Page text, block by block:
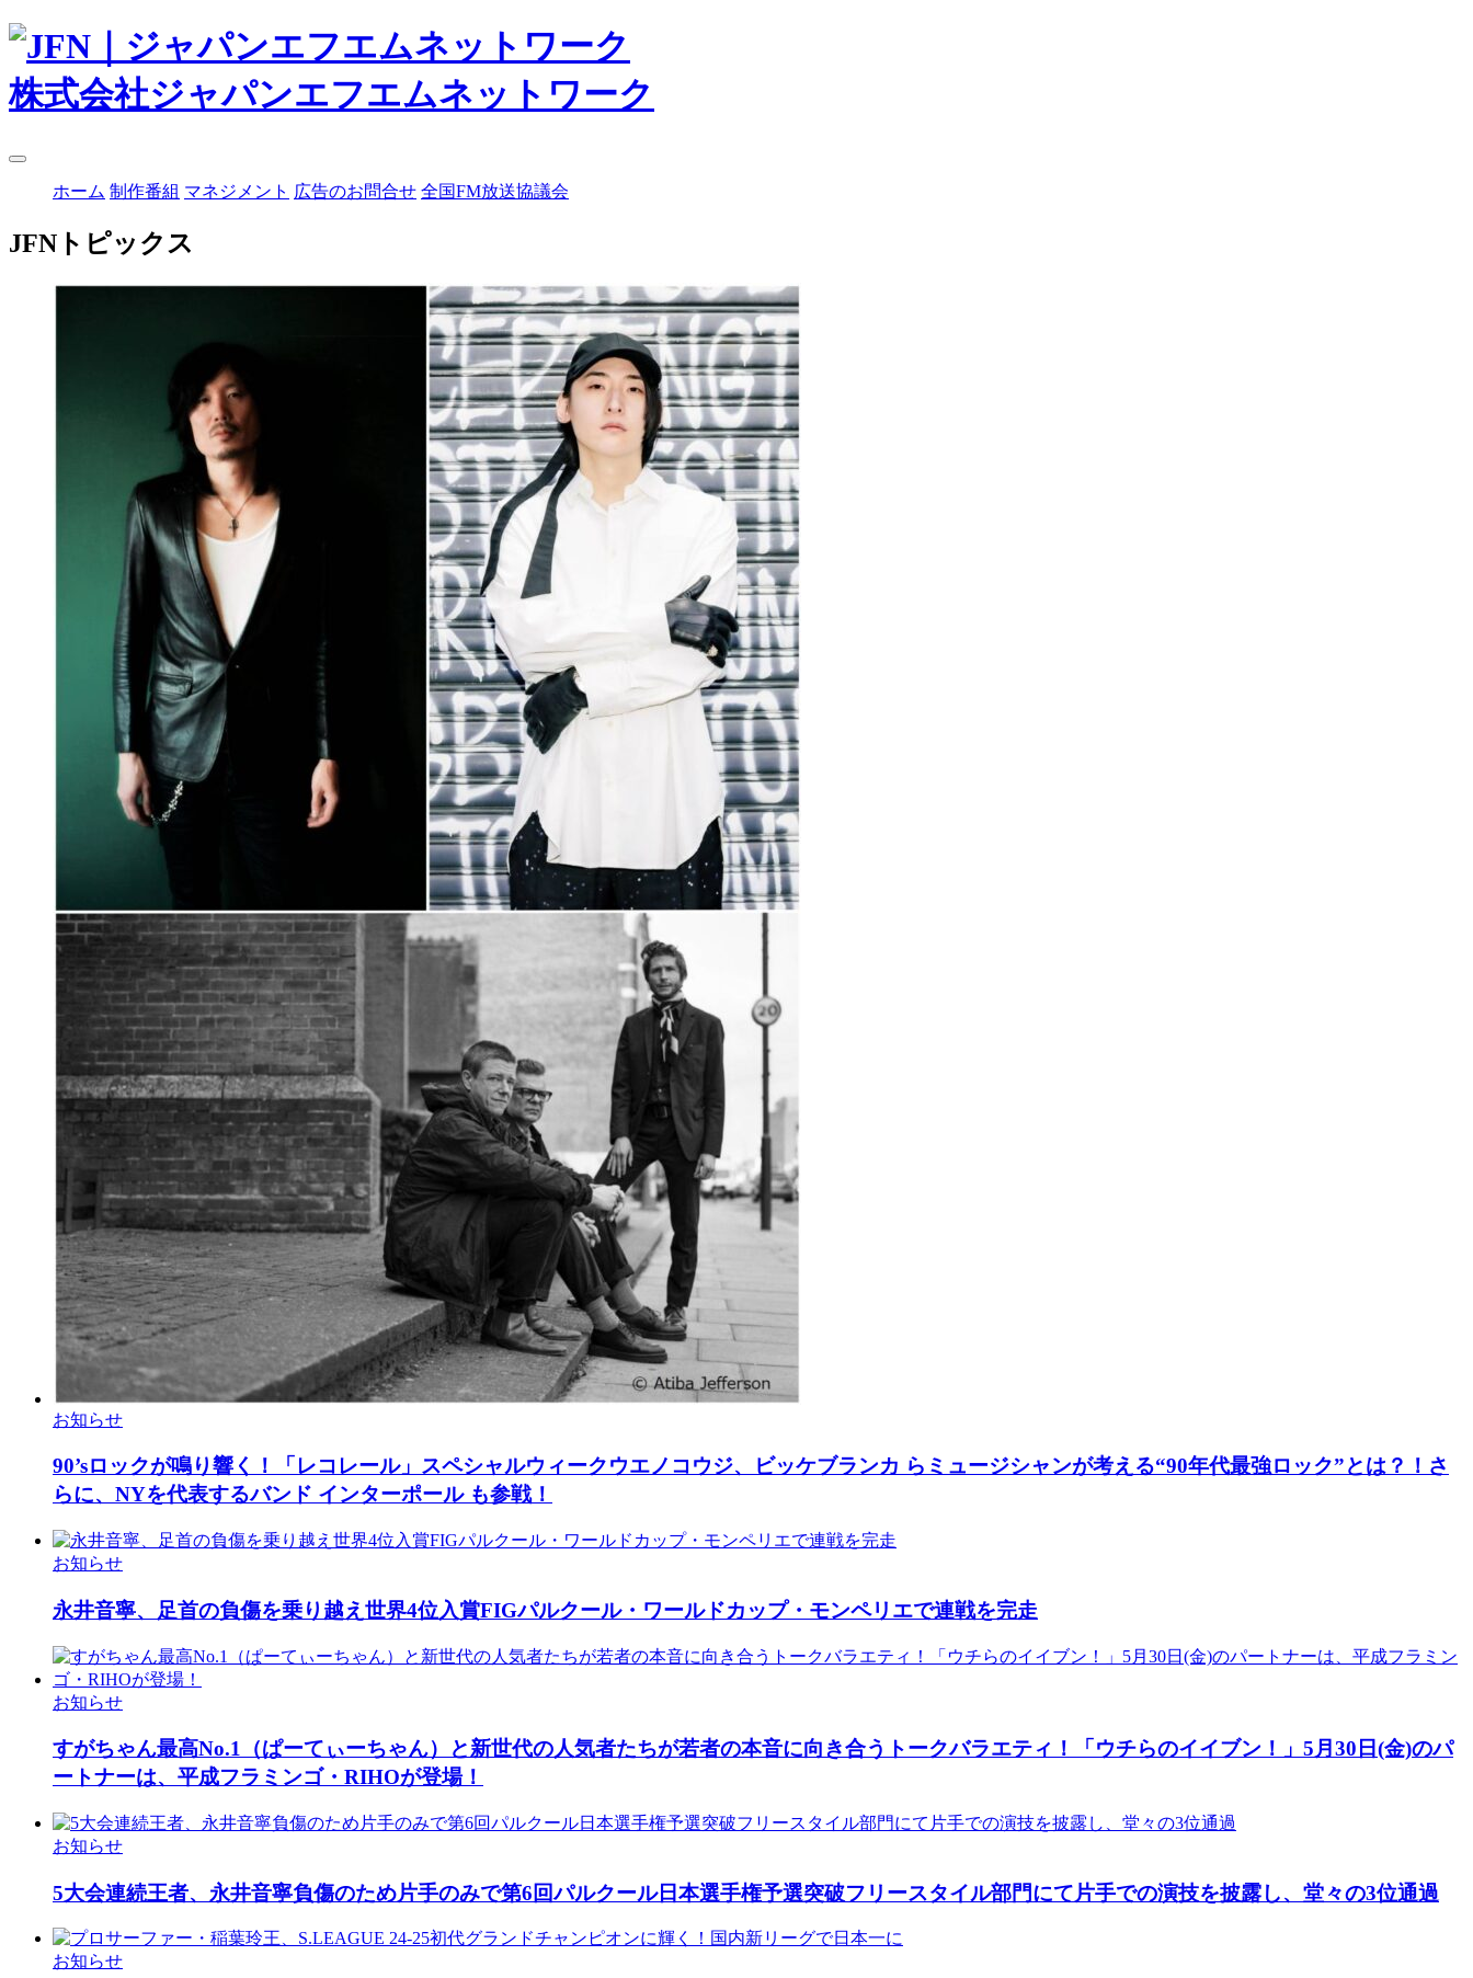
株式会社ジャパンエフエムネットワーク
ホーム 制作番組 マネジメント 広告のお問合せ 全国FM放送協議会
JFNトピックス
お知らせ
90’sロックが鳴り響く！「レコレール」スペシャルウィークウエノコウジ、ビッケブランカ らミュージシャンが考える“90年代最強ロック”とは？！さ
らに、NYを代表するバンド インターポール も参戦！
お知らせ
永井音寧、足首の負傷を乗り越え世界4位入賞FIGパルクール・ワールドカップ・モンペリエで連戦を完走
お知らせ
すがちゃん最高No.1（ぱーてぃーちゃん）と新世代の人気者たちが若者の本音に向き合うトークバラエティ！「ウチらのイイブン！」5月30日(金)のパ
ートナーは、平成フラミンゴ・RIHOが登場！
お知らせ
5大会連続王者、永井音寧負傷のため片手のみで第6回パルクール日本選手権予選突破フリースタイル部門にて片手での演技を披露し、堂々の3位通過
お知らせ